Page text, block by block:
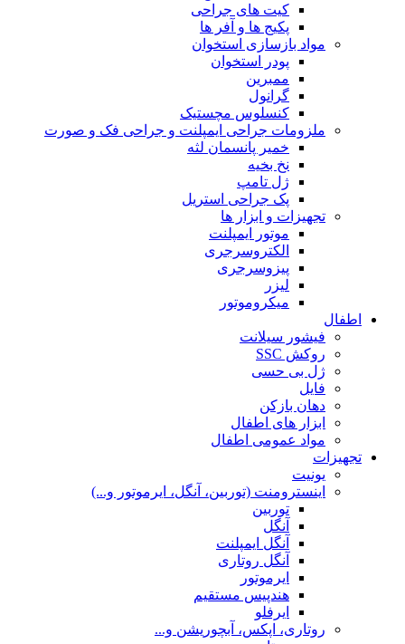
کیت های جراحی
پکیج ها و آفر ها
مواد بازسازی استخوان
پودر استخوان
ممبرین
گرانول
کنسلوس مچستیک
ملزومات جراحی ایمپلنت و جراحی فک و صورت
خمیر پانسمان لثه
نخ بخیه
ژل تامپ
پک جراحی استریل
تجهیزات و ابزار ها
موتور ایمپلنت
الکتروسرجری
پیزوسرجری
لیزر
میکروموتور
اطفال
فیشور سیلانت
روکش SSC
ژل بی حسی
فایل
دهان بازکن
ابزار های اطفال
مواد عمومی اطفال
تجهیزات
یونیت
اینسترومنت (توربین، آنگل، ایرموتور و...)
توربین
آنگل
آنگل ایمپلنت
آنگل روتاری
ایرموتور
هندپیس مستقیم
ایرفلو
روتاری، اپکس، آبچوریشن و...